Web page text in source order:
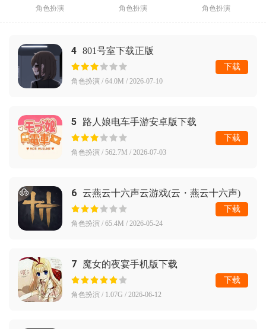
角色扮演 角色扮演 角色扮演
4 801号室下载正版
角色扮演 / 64.0M / 2026-07-10
下载
5 路人娘电车手游安卓版下载
角色扮演 / 562.7M / 2026-07-03
下载
6 云燕云十六声云游戏(云・燕云十六声)
角色扮演 / 65.4M / 2026-05-24
下载
7 魔女的夜宴手机版下载
角色扮演 / 1.07G / 2026-06-12
下载